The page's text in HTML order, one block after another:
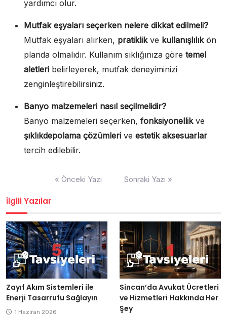
yardımcı olur.
Mutfak eşyaları seçerken nelere dikkat edilmeli?
Mutfak eşyaları alırken, pratiklikve kullanışlılıkön
planda olmalıdır. Kullanım sıklığınıza göre temel
aletleri belirleyerek, mutfak deneyiminizi
zenginleştirebilirsiniz.
Banyo malzemeleri nasıl seçilmelidir?
Banyo malzemeleri seçerken, fonksiyonellikve
şıklıkdepolama çözümleri ve estetik aksesuarlar
tercih edilebilir.
« Önceki Yazı Sonraki Yazı »
İlgili Yazılar
Zayıf Akım Sistemleri ile
Enerji Tasarrufu Sağlayın
1 Haziran 2026
Sincan’da Avukat Ücretleri
ve Hizmetleri Hakkında Her
Şey